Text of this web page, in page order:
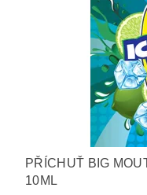
PŘÍCHUŤ BIG
10ML